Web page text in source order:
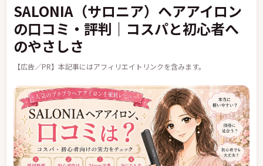
SALONIA（サロニア）ヘアアイロン
の口コミ・評判｜コスパと初心者へ
のやさしさ
【広告／PR】本記事にはアフィリエイトリンクを含みます。